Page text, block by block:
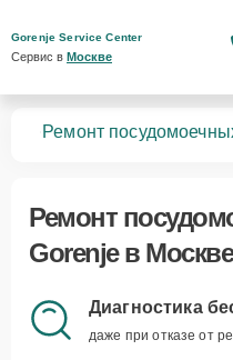
Gorenje Service Center
Сервис в Москве
Ремонт
Ремонт
Gorenjeв Москве
Диагностика
даже при отказе от